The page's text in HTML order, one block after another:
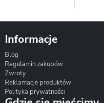
Informacje
Blog
Regulamin zakupów
Zwroty
Reklamacje produktów
Polityka prywatności